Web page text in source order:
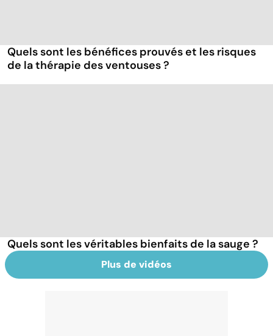
Quels sont les bénéfices prouvés et les risques
de la thérapie des ventouses ?
Quels sont les véritables bienfaits de la sauge ?
Plus de vidéos